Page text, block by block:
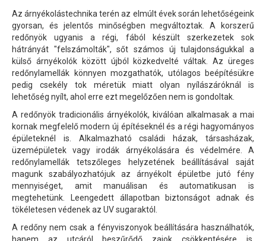
Az árnyékolástechnika terén az elmúlt évek során lehetőségeink
gyorsan, és jelentős minőségben megváltoztak. A korszerű
redőnyök ugyanis a régi, fából készült szerkezetek sok
hátrányát "felszámolták", sőt számos új tulajdonságukkal a
külső árnyékolók között újból közkedvelté váltak. Az üreges
redőnylamellák könnyen mozgathatók, utólagos beépítésükre
pedig csekély tok méretük miatt olyan nyílászáróknál is
lehetőség nyílt, ahol erre ezt megelőzően nem is gondoltak.
A redőnyök tradicionális árnyékolók, kiválóan alkalmasak a mai
kornak megfelelő modern új építéseknél és a régi hagyományos
épületeknél is. Alkalmazható családi házak, társasházak,
üzemépületek vagy irodák árnyékolására és védelmére. A
redőnylamellák tetszőleges helyzetének beállításával saját
magunk szabályozhatójuk az árnyékolt épületbe jutó fény
mennyiséget, amit manuálisan és automatikusan is
megtehetünk. Leengedett állapotban biztonságot adnak és
tökéletesen védenek az UV sugaraktól.
A redőny nem csak a fényviszonyok beállítására használhatók,